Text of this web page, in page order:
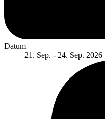
Datum
21. Sep. - 24. Sep. 2026